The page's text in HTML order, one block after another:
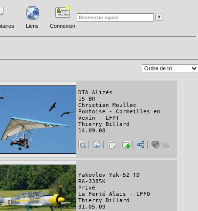
Liens Connexion
DTA Alizés
15 BR
Christian Moullec
Pontoise - Cormeilles en
Vexin - LFPT
Thierry Billard
14.09.08
Yakovlev Yak-52 TD
RA-3385K
Privé
La Ferté Alais - LFFQ
Thierry Billard
31.05.09